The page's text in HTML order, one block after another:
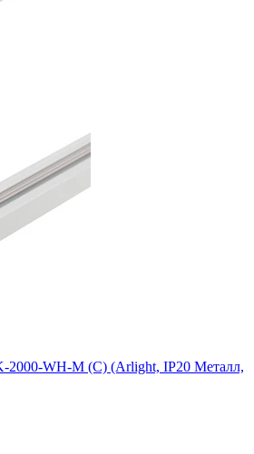
2000-WH-M (C) (Arlight, IP20 Металл,